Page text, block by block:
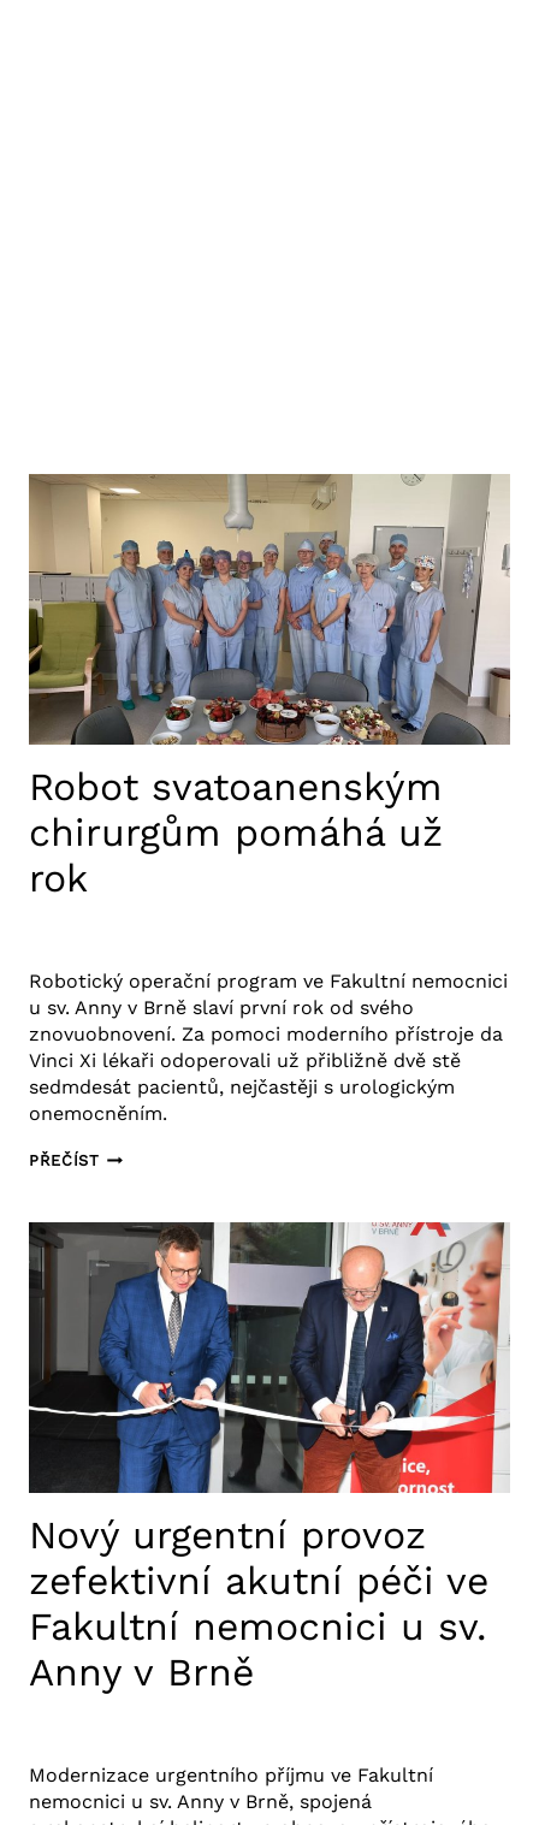
Robot svatoanenským
chirurgům pomáhá už
rok
Robotický operační program ve Fakultní nemocnici
u sv. Anny v Brně slaví první rok od svého
znovuobnovení. Za pomoci moderního přístroje da
Vinci Xi lékaři odoperovali už přibližně dvě stě
sedmdesát pacientů, nejčastěji s urologickým
onemocněním.
PŘEČÍSTROBOT
POMÁHÁ
UŽ
ROK
Nový urgentní provoz
zefektivní akutní péči ve
Fakultní nemocnici u sv.
Anny v Brně
Modernizace urgentního příjmu ve Fakultní
nemocnici u sv. Anny v Brně, spojená